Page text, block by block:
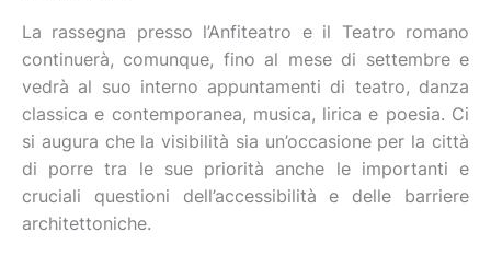
La rassegna presso l’Anfiteatro e il Teatro romano
continuerà, comunque, fino al mese di settembre e
vedrà al suo interno appuntamenti di teatro, danza
classica e contemporanea, musica, lirica e poesia. Ci
si augura che la visibilità sia un’occasione per la città
di porre tra le sue priorità anche le importanti e
cruciali questioni dell’accessibilità e delle barriere
architettoniche.